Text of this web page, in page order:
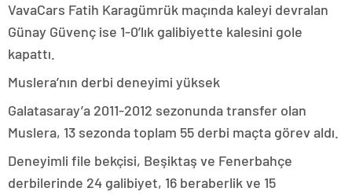
VavaCars Fatih Karagümrük maçında kaleyi devralan
Günay Güvenç ise 1-0’lık galibiyette kalesini gole
kapattı.
Muslera’nın derbi deneyimi yüksek
Galatasaray’a 2011-2012 sezonunda transfer olan
Muslera, 13 sezonda toplam 55 derbi maçta görev aldı.
Deneyimli file bekçisi, Beşiktaş ve Fenerbahçe
derbilerinde 24 galibiyet, 16 beraberlik ve 15